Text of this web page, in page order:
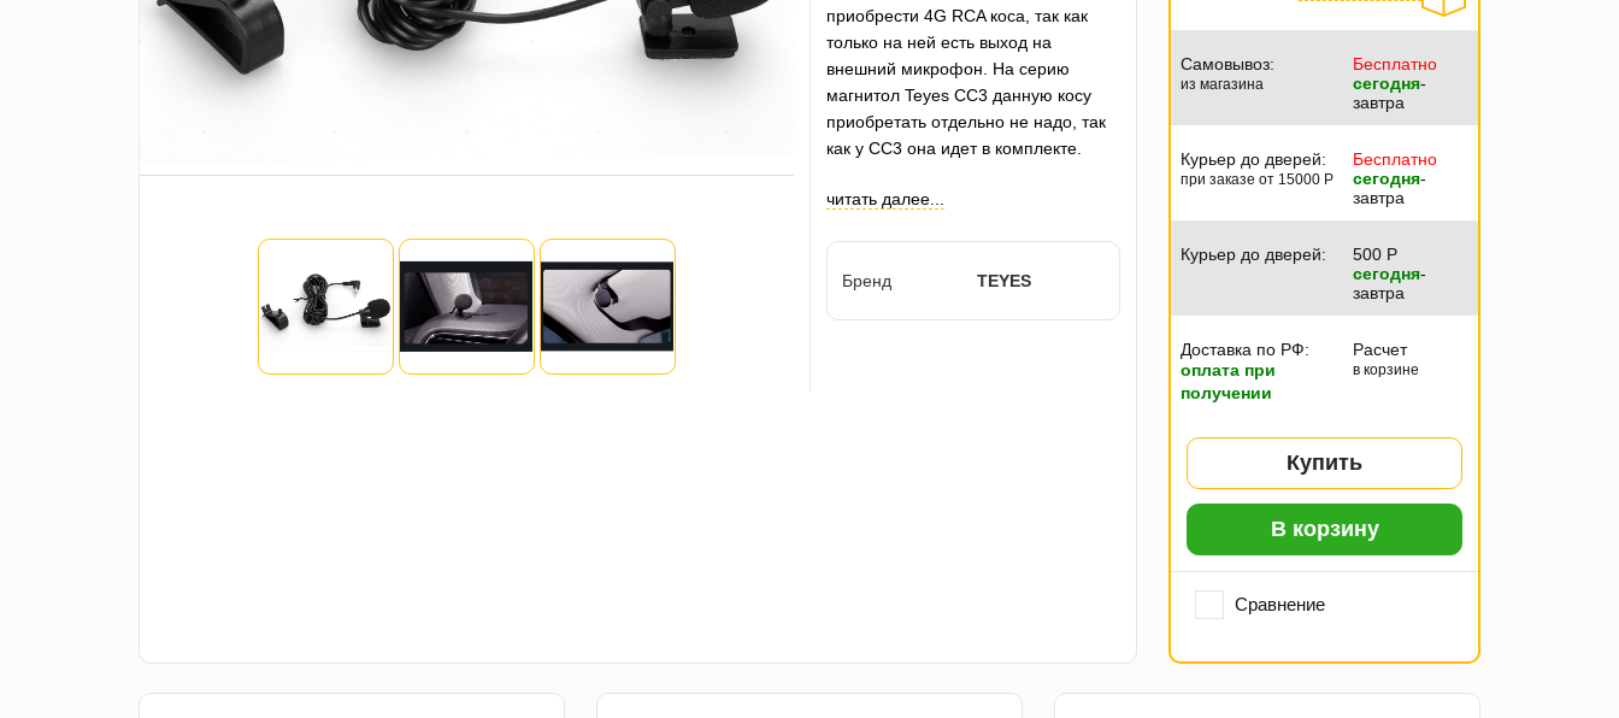
приобрести 4G RCA коса, так как
только на ней есть выход на
внешний микрофон. На серию
магнитол Teyes CC3 данную косу
приобретать отдельно не надо, так
как у CC3 она идет в комплекте.
читать далее...
Бренд TEYES
Самовывоз:
из магазина
Бесплатно
сегодня-
завтра
Курьер до дверей:
при заказе от 15000 P
Бесплатно
сегодня-
завтра
Курьер до дверей: 500 P
сегодня-
завтра
Доставка по РФ:
оплата при
получении
Расчет
в корзине
Купить
В корзину
Сравнение